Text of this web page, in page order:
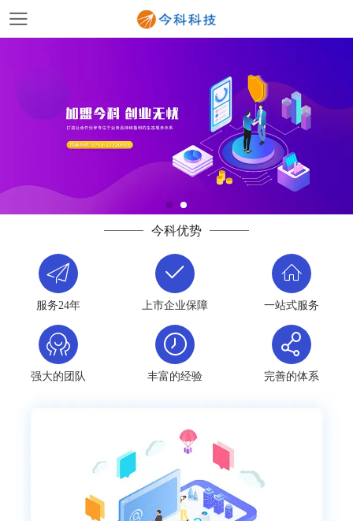
今科优势
服务24年 上市企业保障 一站式服务
强大的团队 丰富的经验 完善的体系